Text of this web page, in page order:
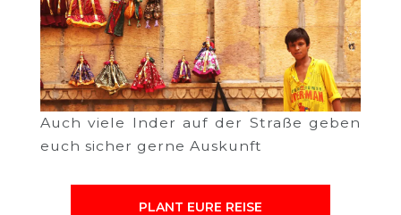
Auch viele Inder auf der Straße geben
euch sicher gerne Auskunft
PLANT EURE REISE